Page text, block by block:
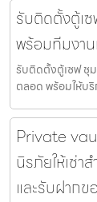
รับติดตั้งตู้เ
พร้อมทีมงา
รับติดตั้งตู้เซฟ ชุ
ตลอด พร้อมให้บ
Private
นิรภัยให้เช่า
และรับฝาก